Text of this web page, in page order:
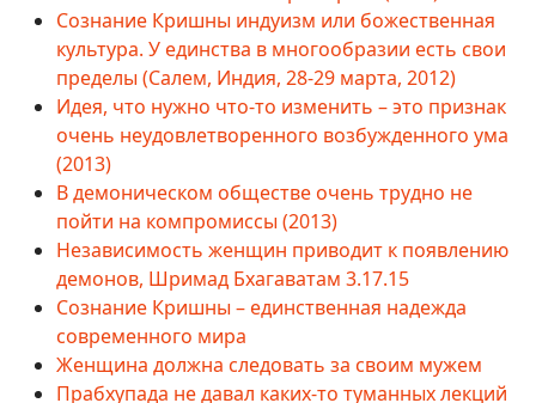
Сознание Кришны индуизм или божественная
культура. У единства в многообразии есть свои
пределы (Салем, Индия, 28-29 марта, 2012)
Идея, что нужно что-то изменить – это признак
очень неудовлетворенного возбужденного ума
(2013)
В демоническом обществе очень трудно не
пойти на компромиссы (2013)
Независимость женщин приводит к появлению
демонов, Шримад Бхагаватам 3.17.15
Сознание Кришны – единственная надежда
современного мира
Женщина должна следовать за своим мужем
Прабхупада не давал каких-то туманных лекций